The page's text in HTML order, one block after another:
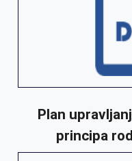
Plan
principa